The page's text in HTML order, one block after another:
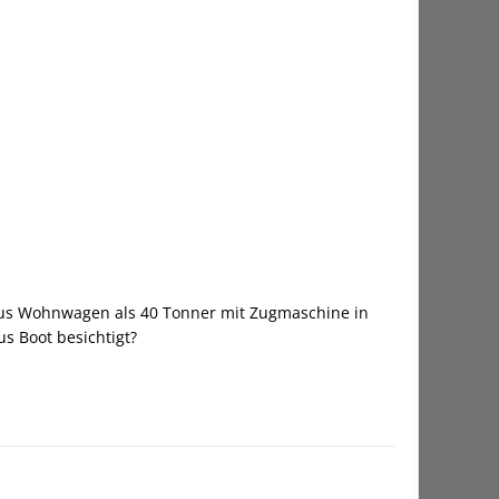
Wohnwagen als 40 Tonner mit Zugmaschine in
Boot besichtigt?